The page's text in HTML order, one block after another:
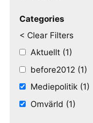
Categories
< Clear Filters
Aktuellt (1)
before2012 (1)
Mediepolitik (1)
Omvärld (1)